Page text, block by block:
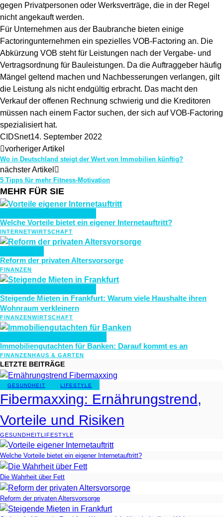
gegen Privatpersonen oder Werksverträge, die in der Regel
nicht angekauft werden.
Für Unternehmen aus der Baubranche bieten einige
Factoringunternehmen ein spezielles VOB-Factoring an. Die
Abkürzung VOB steht für Leistungen nach der Vergabe- und
Vertragsordnung für Bauleistungen. Da die Auftraggeber häufig
Mängel geltend machen und Nachbesserungen verlangen, gilt
die Leistung als nicht endgültig erbracht. Das macht den
Verkauf der offenen Rechnung schwierig und die Kreditoren
müssen nach einem Factor suchen, der sich auf VOB-Factoring
spezialisiert hat.
CIDSnet14. September 2022
vorheriger Artikel
Wo in Deutschland steigt der Wert von Immobilien künftig?
nächster Artikel
5 Tipps für mehr Fitness-Motivation
MEHR FÜR SIE
Welche Vorteile bietet ein eigener Internetauftritt?
INTERNETWIRTSCHAFT
Reform der privaten Altersvorsorge
FINANZEN
Steigende Mieten in Frankfurt: Warum viele Haushalte ihren
Wohnraum verkleinern
FINANZENWIRTSCHAFT
Immobiliengutachten für Banken: Darauf kommt es an
FINANZENHAUS & GARTEN
LETZTE BEITRÄGE
GESUNDHEIT LIFESTYLE
Fibermaxxing: Ernährungstrend,
Vorteile und Risiken
GESUNDHEIT LIFESTYLE
Welche Vorteile bietet ein eigener Internetauftritt?
Die Wahrheit über Fett
Reform der privaten Altersvorsorge